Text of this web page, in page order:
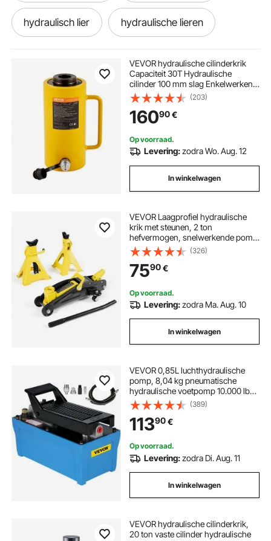
hydraulisch lier hydraulische lieren
hydraulische pomp auto lieren hydraulisch
hydraulische pompen auto
elektrisch hydraulisch
elektrische over hydraulische pomp
elektrische hydraulische pompen
elektrische hydraulische pomp
VEVOR hydraulische cilinderkrik
Capaciteit 30T Hydraulische
cilinder 100 mm slag Enkelwerkend
Draagbaar Geel, hydraulische krik
Holle zuigerkrik Hydraulische fles
6,9 kg voor riggers Fabrikanten
(203)
16090€
Op voorraad.
Levering:zodra Wo. Aug. 12
In winkelwagen
VEVOR Laagprofiel hydraulische
krik met steunen, 2 ton
hefvermogen, snelwerkende pomp
met enkele zuiger, hefhoogte 13-31
cm, hydraulische krik voor
compacte SUV's, geel + zwart
(326)
7590€
Op voorraad.
Levering:zodra Ma. Aug. 10
In winkelwagen
VEVOR 0,85L luchthydraulische
pomp, 8,04 kg pneumatische
hydraulische voetpomp 10.000 lbs,
hydraulische luchtpomp,
hydraulische voetpomp,
centrifugaalpomp autoreparatie
blauw
(389)
11390€
Op voorraad.
Levering:zodra Di. Aug. 11
In winkelwagen
VEVOR hydraulische cilinderkrik,
20 ton vaste cilinder hydraulische